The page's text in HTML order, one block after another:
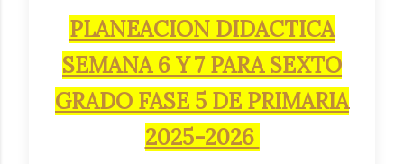
PLANEACION DIDACTICA
SEMANA 6 Y 7 PARA SEXTO
GRADO FASE 5 DE PRIMARIA
2025-2026